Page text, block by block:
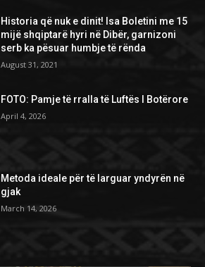
Historia që nuk e dinit! Isa Boletini me 15
mijë shqiptarë hyri në Dibër, garnizoni
serb ka pësuar humbje të rënda
August 31, 2021
FOTO: Pamje të rralla të Luftës I Botërore
April 4, 2026
Metoda ideale për të larguar yndyrën në
gjak
March 14, 2026